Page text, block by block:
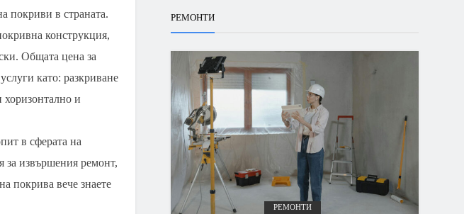
покриви в страната.
конструкция,
Общата цена за
като: разкриване
хоризонтално и
в сферата на
за извършения ремонт,
покрива вече знаете
РЕМОНТИ
РЕМОНТИ